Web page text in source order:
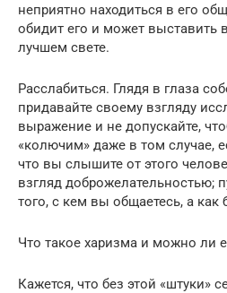
неприятно находиться в его
обидит его и может выставить
лучшем свете.
Расслабиться. Глядя в глаза
придавайте своему взгляду
выражение и не допускайте,
«колючим» даже в том случае,
что вы слышите от этого
взгляд доброжелательностью;
того, с кем вы общаетесь, а как
Что такое харизма и можно ли
Кажется, что без этой «штуки»